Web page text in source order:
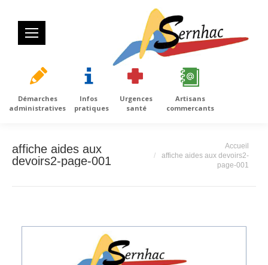
Démarches
administratives
Infos
pratiques
Urgences
santé
Artisans
commercants
affiche aides aux
devoirs2-page-001
Accueil
affiche aides aux devoirs2-
page-001